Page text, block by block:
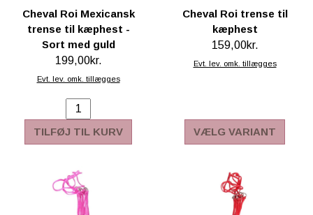
Cheval Roi Mexicansk
trense til kæphest -
Sort med guld
199,00kr.
Evt. lev. omk. tillægges
TILFØJ TIL KURV
Cheval Roi trense til
kæphest
159,00kr.
Evt. lev. omk. tillægges
VÆLG VARIANT